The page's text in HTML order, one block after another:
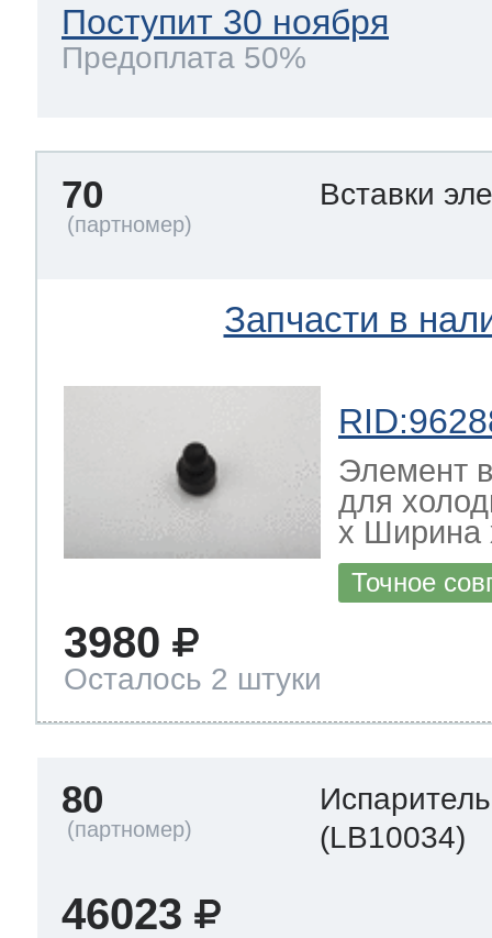
Поступит 30 ноября
Предоплата 50%
70 Вставки
Запчасти в
Элемент
для
х Ширина
Точное
3980
Осталось 2 штуки
80
Испаритель
(LB10034)
46023